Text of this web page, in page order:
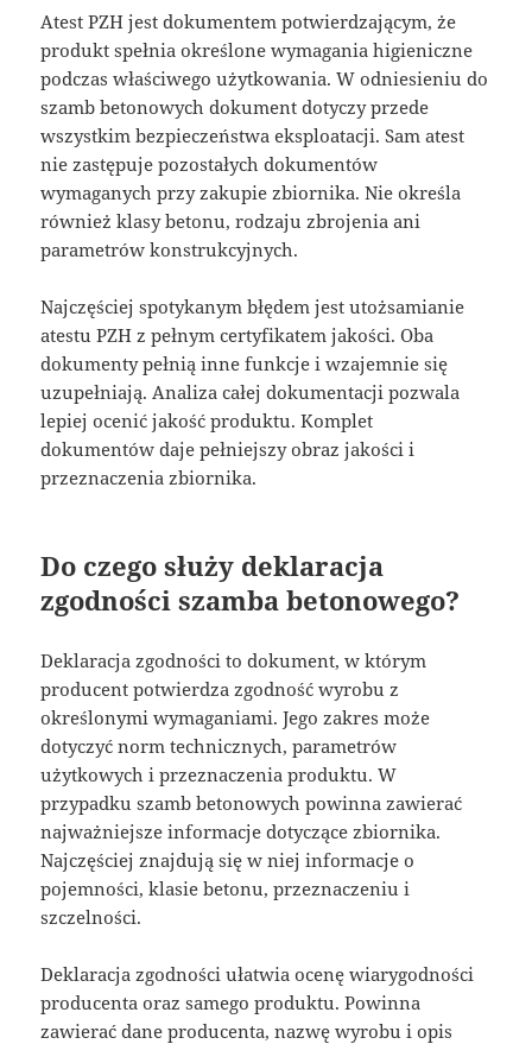
Atest PZH jest dokumentem potwierdzającym, że
produkt spełnia określone wymagania higieniczne
podczas właściwego użytkowania. W odniesieniu do
szamb betonowych dokument dotyczy przede
wszystkim bezpieczeństwa eksploatacji. Sam atest
nie zastępuje pozostałych dokumentów
wymaganych przy zakupie zbiornika. Nie określa
również klasy betonu, rodzaju zbrojenia ani
parametrów konstrukcyjnych.
Najczęściej spotykanym błędem jest utożsamianie
atestu PZH z pełnym certyfikatem jakości. Oba
dokumenty pełnią inne funkcje i wzajemnie się
uzupełniają. Analiza całej dokumentacji pozwala
lepiej ocenić jakość produktu. Komplet
dokumentów daje pełniejszy obraz jakości i
przeznaczenia zbiornika.
Do czego służy deklaracja
zgodności szamba betonowego?
Deklaracja zgodności to dokument, w którym
producent potwierdza zgodność wyrobu z
określonymi wymaganiami. Jego zakres może
dotyczyć norm technicznych, parametrów
użytkowych i przeznaczenia produktu. W
przypadku szamb betonowych powinna zawierać
najważniejsze informacje dotyczące zbiornika.
Najczęściej znajdują się w niej informacje o
pojemności, klasie betonu, przeznaczeniu i
szczelności.
Deklaracja zgodności ułatwia ocenę wiarygodności
producenta oraz samego produktu. Powinna
zawierać dane producenta, nazwę wyrobu i opis